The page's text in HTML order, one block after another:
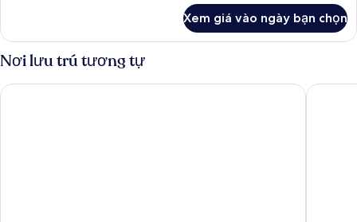
sofa
giường
Phòng
Superior,
1
giường
cỡ
Xem giá vào ngày bạn chọn
Nơi lưu trú tương tự
Sleep Inn Tijuana